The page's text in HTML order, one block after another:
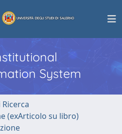
System
(exArticolo su libro)